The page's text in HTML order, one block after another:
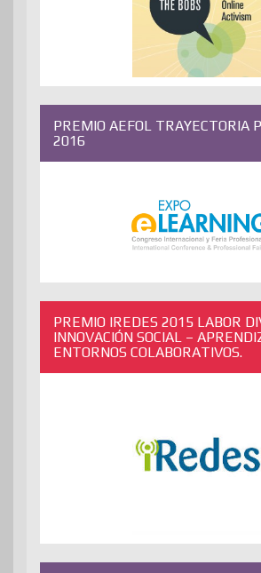
PREMIO AEFOL TRAYECTORIA
2016
PREMIO IREDES 2015 LABOR
INNOVACIÓN SOCIAL –
ENTORNOS COLABORATIVOS.